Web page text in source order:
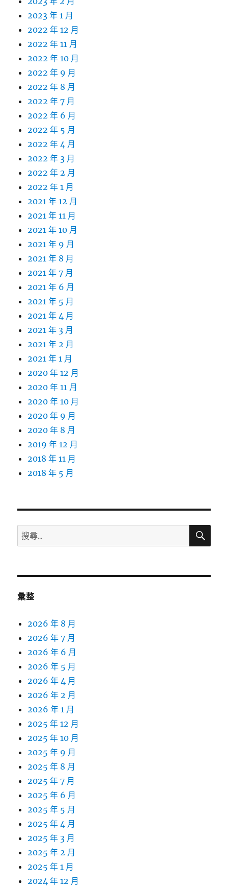
2023 年 1 月
2022 年 12 月
2022 年 11 月
2022 年 10 月
2022 年 9 月
2022 年 8 月
2022 年 7 月
2022 年 6 月
2022 年 5 月
2022 年 4 月
2022 年 3 月
2022 年 2 月
2022 年 1 月
2021 年 12 月
2021 年 11 月
2021 年 10 月
2021 年 9 月
2021 年 8 月
2021 年 7 月
2021 年 6 月
2021 年 5 月
2021 年 4 月
2021 年 3 月
2021 年 2 月
2021 年 1 月
2020 年 12 月
2020 年 11 月
2020 年 10 月
2020 年 9 月
2020 年 8 月
2019 年 12 月
2018 年 11 月
2018 年 5 月
搜
尋
鍵
搜
彙整
2026 年 8 月
2026 年 7 月
2026 年 6 月
2026 年 5 月
2026 年 4 月
2026 年 2 月
2026 年 1 月
2025 年 12 月
2025 年 10 月
2025 年 9 月
2025 年 8 月
2025 年 7 月
2025 年 6 月
2025 年 5 月
2025 年 4 月
2025 年 3 月
2025 年 2 月
2025 年 1 月
2024 年 12 月